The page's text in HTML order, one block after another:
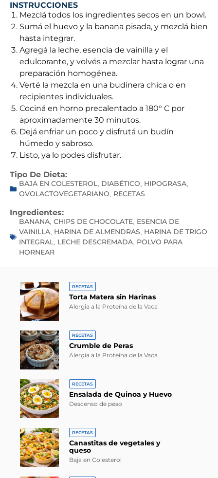
INSTRUCCIONES
Mezclá todos los ingredientes secos en un bowl.
Sumá el huevo y la banana pisada, y mezclá bien
hasta integrar.
Agregá la leche, esencia de vainilla y el
edulcorante, y volvés a mezclar hasta lograr una
preparación homogénea.
Verté la mezcla en una budinera chica o en
recipientes individuales.
Cociná en horno precalentado a 180° C por
aproximadamente 30 minutos.
Dejá enfriar un poco y disfrutá un budín
húmedo y sabroso.
Listo, ya lo podes disfrutar.
Tipo De Dieta:
BAJA EN COLESTEROL, DIABÉTICO, HIPOGRASA,
OVOLACTOVEGETARIANO, RECETAS
Ingredientes:
BANANA, CHIPS DE CHOCOLATE, ESENCIA DE
VAINILLA, HARINA DE ALMENDRAS, HARINA DE TRIGO
INTEGRAL, LECHE DESCREMADA, POLVO PARA
HORNEAR
RECETAS
Torta Matera sin Harinas
Alergia a la Proteína de la Vaca
RECETAS
Crumble de Peras
Alergia a la Proteína de la Vaca
RECETAS
Ensalada de Quinoa y Huevo
Descenso de peso
RECETAS
Canastitas de vegetales y
queso
Baja en Colesterol